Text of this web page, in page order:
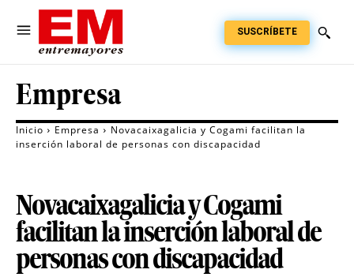
SUSCRÍBETE
Empresa
Inicio Empresa
Novacaixagalicia y Cogami facilitan la
inserción laboral de personas con discapacidad
Novacaixagalicia y Cogami
facilitan la inserción laboral de
personas con discapacidad